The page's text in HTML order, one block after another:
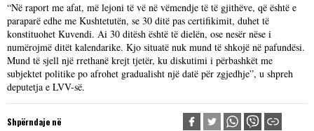
“Në raport me afat, më lejoni të vë në vëmendje të të gjithëve, që është e
paraparë edhe me Kushtetutën, se 30 ditë pas certifikimit, duhet të
konstituohet Kuvendi. Ai 30 ditësh është të dielën, ose nesër nëse i
numërojmë ditët kalendarike. Kjo situatë nuk mund të shkojë në pafundësi.
Mund të sjell një rrethanë krejt tjetër, ku diskutimi i përbashkët me
subjektet politike po afrohet gradualisht një datë për zgjedhje”, u shpreh
deputetja e LVV-së.
Shpërndaje në